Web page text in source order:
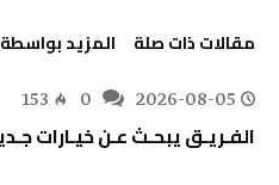
‫مقالات ذات صلة‬ ‫‫المزيد بواسطة‬ ‬ خليل‭ ‬بلحاج‭ ‬علي
2026-08-05
153
الفـريـق‭ ‬يبحـث‭ ‬عـن‭ ‬خيـارات‭ ‬جـديدة